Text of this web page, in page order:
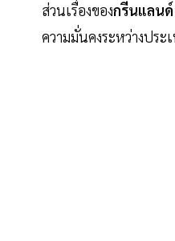
ส่วนเรื่องของกรีนแลนด์
ความมั่นคงระหว่างปร